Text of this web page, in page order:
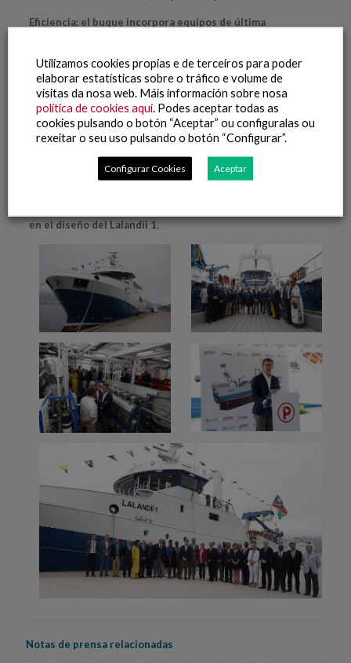
Eficiencia: el buque incorpora equipos de última
Calidad: diseñado para obtener la máxima calidad en el
procesamiento, dispone de un área de separación de
bycatch, desperdicios y eviscerado por vacío y lavadora
con agua y aire.
Pescanova y profesionales de la compañía en Namibia,
desde capitanes de barco a jefes de máquinas,
en el diseño del Lalandii 1.
Notas de prensa relacionadas
Utilizamos cookies propias e de terceiros para poder
elaborar estatísticas sobre o tráfico e volume de
visitas da nosa web. Máis información sobre nosa
política de cookies aquí. Podes aceptar todas as
cookies pulsando o botón “Aceptar” ou configuralas ou
rexeitar o seu uso pulsando o botón “Configurar”.
Configurar Cookies Aceptar